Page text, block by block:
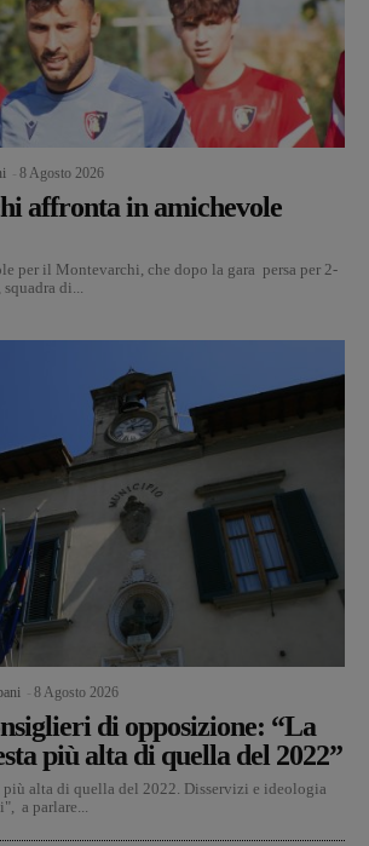
8 Agosto 2026
affronta in amichevole
per il Montevarchi, che dopo la gara persa per 2-
squadra di...
8 Agosto 2026
di opposizione: “La
più alta di quella del 2022”
alta di quella del 2022. Disservizi e ideologia
a parlare...